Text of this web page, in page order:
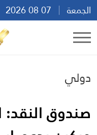
الجمعة
دولي
صندوق النقد: